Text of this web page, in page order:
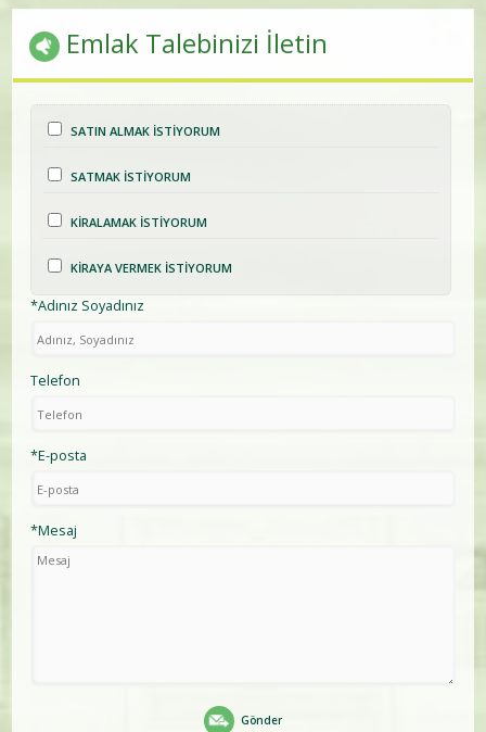
Emlak Talebinizi İletin
SATIN ALMAK İSTİYORUM
SATMAK İSTİYORUM
KİRALAMAK İSTİYORUM
KİRAYA VERMEK İSTİYORUM
*Adınız Soyadınız
Telefon
*E-posta
*Mesaj
Gönder